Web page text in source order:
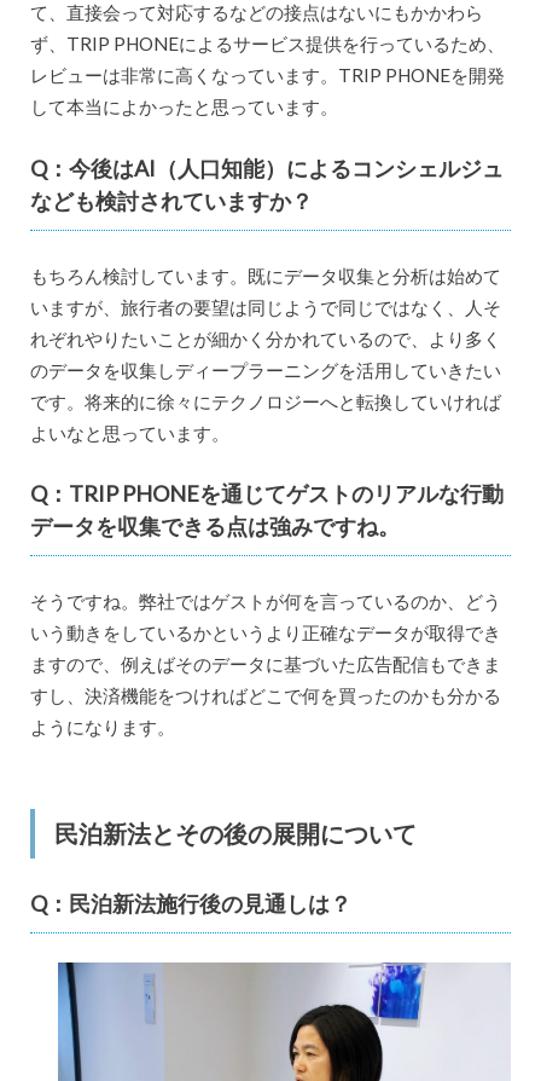
て、直接会って対応するなどの接点はないにもかかわら
ず、TRIP PHONEによるサービス提供を行っているため、
レビューは非常に高くなっています。TRIP PHONEを開発
して本当によかったと思っています。
Q：今後はAI（人口知能）によるコンシェルジュ
なども検討されていますか？
もちろん検討しています。既にデータ収集と分析は始めて
いますが、旅行者の要望は同じようで同じではなく、人そ
れぞれやりたいことが細かく分かれているので、より多く
のデータを収集しディープラーニングを活用していきたい
です。将来的に徐々にテクノロジーへと転換していければ
よいなと思っています。
Q：TRIP PHONEを通じてゲストのリアルな行動
データを収集できる点は強みですね。
そうですね。弊社ではゲストが何を言っているのか、どう
いう動きをしているかというより正確なデータが取得でき
ますので、例えばそのデータに基づいた広告配信もできま
すし、決済機能をつければどこで何を買ったのかも分かる
ようになります。
民泊新法とその後の展開について
Q：民泊新法施行後の見通しは？